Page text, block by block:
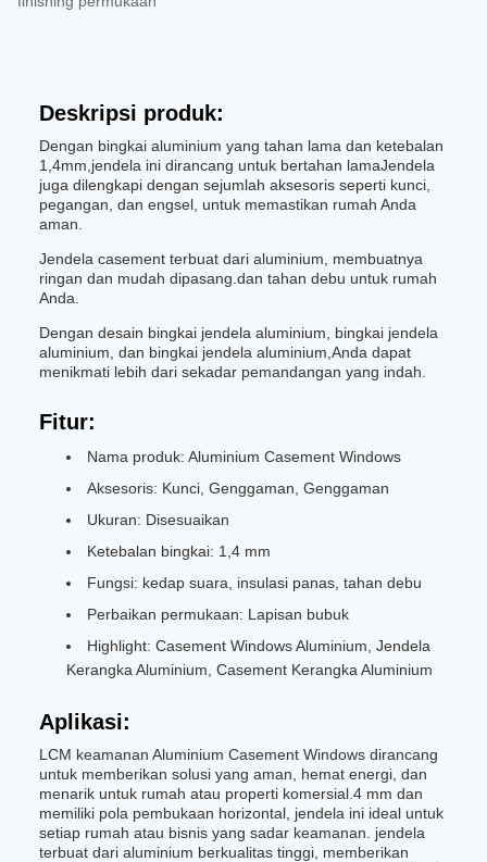
Deskripsi produk:
Dengan bingkai aluminium yang tahan lama dan ketebalan
1,4mm,jendela ini dirancang untuk bertahan lamaJendela
juga dilengkapi dengan sejumlah aksesoris seperti kunci,
pegangan, dan engsel, untuk memastikan rumah Anda
aman.
Jendela casement terbuat dari aluminium, membuatnya
ringan dan mudah dipasang.dan tahan debu untuk rumah
Anda.
Dengan desain bingkai jendela aluminium, bingkai jendela
aluminium, dan bingkai jendela aluminium,Anda dapat
menikmati lebih dari sekadar pemandangan yang indah.
Fitur:
Nama produk: Aluminium Casement Windows
Aksesoris: Kunci, Genggaman, Genggaman
Ukuran: Disesuaikan
Ketebalan bingkai: 1,4 mm
Fungsi: kedap suara, insulasi panas, tahan debu
Perbaikan permukaan: Lapisan bubuk
Highlight: Casement Windows Aluminium, Jendela
Kerangka Aluminium, Casement Kerangka Aluminium
Aplikasi:
LCM keamanan Aluminium Casement Windows dirancang
untuk memberikan solusi yang aman, hemat energi, dan
menarik untuk rumah atau properti komersial.4 mm dan
memiliki pola pembukaan horizontal, jendela ini ideal untuk
setiap rumah atau bisnis yang sadar keamanan. jendela
terbuat dari aluminium berkualitas tinggi, memberikan